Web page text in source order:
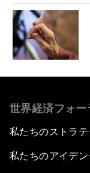
世界経済フォ
私たちのストラ
私たちのアイデン